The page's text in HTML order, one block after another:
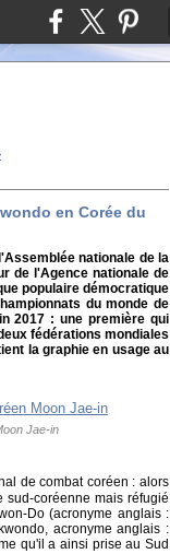
en Corée du
nationale de la
de l'Agence nationale de
populaire démocratique
du monde de
2017 : une première qui
fédérations mondiales
la graphie en usage au
Jae-in
de combat coréen : alors
sud-coréenne mais réfugié
Do (acronyme anglais :
acronyme anglais :
qu'il a ainsi prise au Sud